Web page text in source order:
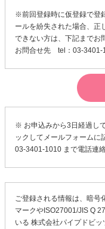
※前回登録時に仮登録で登
ールを紛失された場合、正
できない方は、下記までお
お問合せ先 tel：03-3401-
※ お申込みから3日経過し
ックしてメールフォームに
03-3401-1010 まで電話連
ご登録される情報は、暗号
マークやISO27001/JIS Q
いる 株式会社パイプドビッ